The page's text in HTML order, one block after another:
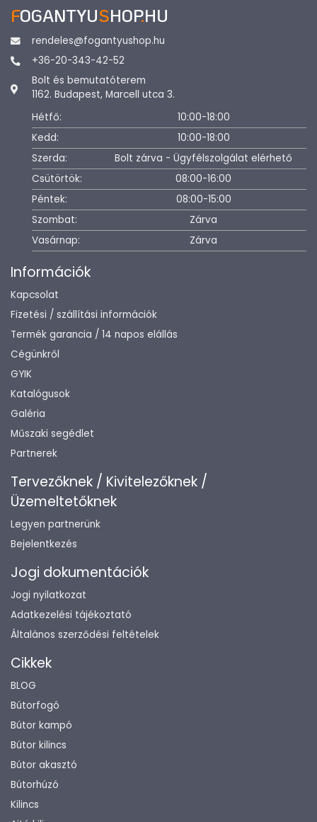
FOGANTYUSHOP.HU
rendeles@fogantyushop.hu
+36-20-343-42-52
Bolt és bemutatóterem
1162. Budapest, Marcell utca 3.
Hétfő:
10:00-18:00
Kedd:
10:00-18:00
Szerda:
Bolt zárva - Ügyfélszolgálat elérhető
Csütörtök:
08:00-16:00
Péntek:
08:00-15:00
Szombat:
Zárva
Vasárnap:
Zárva
Információk
Kapcsolat
Fizetési / szállítási információk
Termék garancia / 14 napos elállás
Cégünkről
GYIK
Katalógusok
Galéria
Műszaki segédlet
Partnerek
Tervezőknek / Kivitelezőknek /
Üzemeltetőknek
Legyen partnerünk
Bejelentkezés
Jogi dokumentációk
Jogi nyilatkozat
Adatkezelési tájékoztató
Általános szerződési feltételek
Cikkek
BLOG
Bútorfogó
Bútor kampó
Bútor kilincs
Bútor akasztó
Bútorhúzó
Kilincs